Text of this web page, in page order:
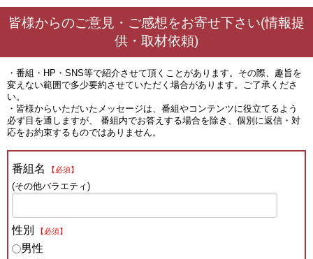
皆様からのご意見・ご感想をお寄せ下さい(情報提
供・取材依頼)
・番組・HP・SNS等で紹介させて頂くことがあります。その際、趣旨を
変えない範囲で多少要約させていただく場合があります。ご了承くださ
い。
・皆様からいただいたメッセージは、番組やコンテンツに役立てるよう
必ず目を通しますが、 番組内でお答えする場合を除き、個別に返信・対
応をお約束するものではありません。
番組名 【必須】
(その他バラエティ)
性別 【必須】
男性